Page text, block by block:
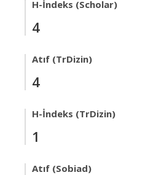
H-İndeks (Scholar)
4
Atıf (TrDizin)
4
H-İndeks (TrDizin)
1
Atıf (Sobiad)